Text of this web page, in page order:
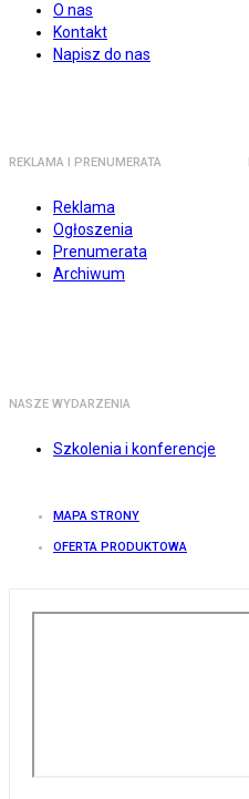
O nas
Kontakt
Napisz do nas
REKLAMA I PRENUMERATA
Reklama
Ogłoszenia
Prenumerata
Archiwum
NASZE WYDARZENIA
Szkolenia i konferencje
MAPA STRONY
OFERTA PRODUKTOWA